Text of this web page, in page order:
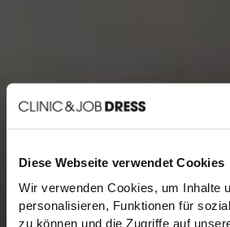
Diese Webseite verwendet Cookies
Wir verwenden Cookies, um Inhalte
personalisieren, Funktionen für
zu können und die Zugriffe auf